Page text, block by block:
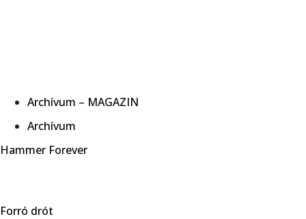
Archívum – MAGAZIN
Archívum
Hammer Forever
Forró drót